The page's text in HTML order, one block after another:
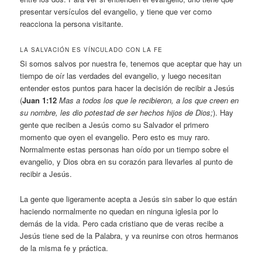
presentar versículos del evangelio, y tiene que ver como
reacciona la persona visitante.
LA SALVACIÓN ES VÍNCULADO CON LA FE
Si somos salvos por nuestra fe, tenemos que aceptar que hay un
tiempo de oír las verdades del evangelio, y luego necesitan
entender estos puntos para hacer la decisión de recibir a Jesús
(Juan 1:12 Mas a todos los que le recibieron, a los que creen en
su nombre, les dio potestad de ser hechos hijos de Dios;). Hay
gente que reciben a Jesús como su Salvador el primero
momento que oyen el evangelio. Pero esto es muy raro.
Normalmente estas personas han oído por un tiempo sobre el
evangelio, y Dios obra en su corazón para llevarles al punto de
recibir a Jesús.
La gente que ligeramente acepta a Jesús sin saber lo que están
haciendo normalmente no quedan en ninguna iglesia por lo
demás de la vida. Pero cada cristiano que de veras recibe a
Jesús tiene sed de la Palabra, y va reunirse con otros hermanos
de la misma fe y práctica.